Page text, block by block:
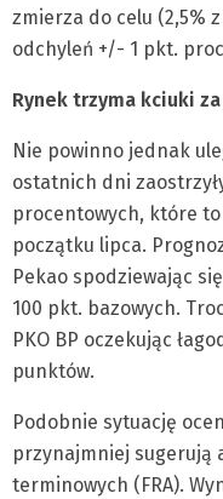
zmierza do celu (2,5%
odchyleń +/- 1 pkt.
Rynek trzyma kciuki
Nie powinno jednak
ostatnich dni
procentowych, które
początku lipca.
Pekao spodziewając
100 pkt. bazowych.
PKO BP oczekując
punktów.
Podobnie sytuację
przynajmniej sugerują
terminowych (FRA).